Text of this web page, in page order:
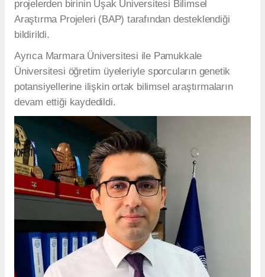
projelerden birinin Uşak Üniversitesi Bilimsel
Araştırma Projeleri (BAP) tarafından desteklendiği
bildirildi.
Ayrıca Marmara Üniversitesi ile Pamukkale
Üniversitesi öğretim üyeleriyle sporcuların genetik
potansiyellerine ilişkin ortak bilimsel araştırmaların
devam ettiği kaydedildi.